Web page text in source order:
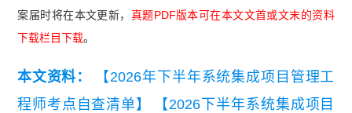
案届时将在本文更新， 真题PDF版本可在本文文首或文末的资料
下载栏目下载。
本文资料：
【2026年下半年系统集成项目管理工
程师考点自查清单】
【2026下半年系统集成项目